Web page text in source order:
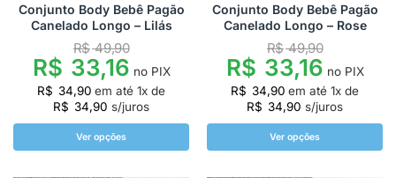
Conjunto Body Bebê Pagão
Canelado Longo – Lilás
R$49,90
R$ 33,16 no PIX
R$ 34,90 em até 1x de
R$ 34,90 s/juros
Ver opções
Conjunto Body Bebê Pagão
Canelado Longo – Rose
R$49,90
R$ 33,16 no PIX
R$ 34,90 em até 1x de
R$ 34,90 s/juros
Ver opções